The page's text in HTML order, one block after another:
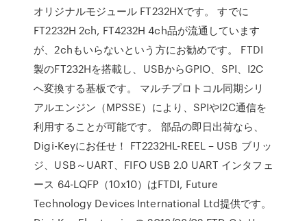
オリジナルモジュール FT232HXです。 すでに
FT2232H 2ch, FT4232H 4ch品が流通しています
が、2chもいらないという方にお勧めです。 FTDI
製のFT232Hを搭載し、USBからGPIO、SPI、I2C
へ変換する基板です。 マルチプロトコル同期シリ
アルエンジン（MPSSE）により、SPIやI2C通信を
利用することが可能です。 部品の即日出荷なら、
Digi-Keyにお任せ！ FT2232HL-REEL – USB ブリッ
ジ、USB～UART、FIFO USB 2.0 UART インタフェ
ース 64-LQFP（10x10）はFTDI, Future
Technology Devices International Ltd提供です。